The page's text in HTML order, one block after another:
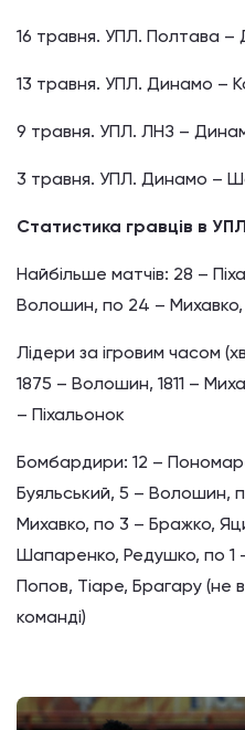
16 травня. УПЛ. Полтава –
13 травня. УПЛ. Динамо –
9 травня. УПЛ. ЛНЗ –
3 травня. УПЛ. Динамо –
Статистика гравців в
Найбільше матчів: 28 –
Волошин, по 24 – Михавко,
Лідери за ігровим часом
1875 – Волошин, 1811 –
– Піхальонок
Бомбардири: 12 –
Буяльський, 5 – Волошин,
Михавко, по 3 – Бражко,
Шапаренко, Редушко, по 1
Попов, Тіаре, Брагару (не
команді)